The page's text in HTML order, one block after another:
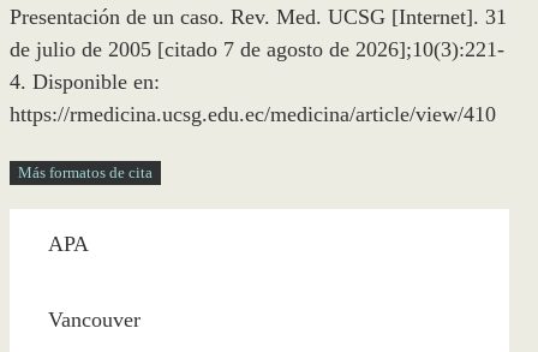
Presentación de un caso. Rev. Med. UCSG [Internet]. 31
de julio de 2005 [citado 7 de agosto de 2026];10(3):221-
4. Disponible en:
https://rmedicina.ucsg.edu.ec/medicina/article/view/410
Más formatos de cita
APA
Vancouver